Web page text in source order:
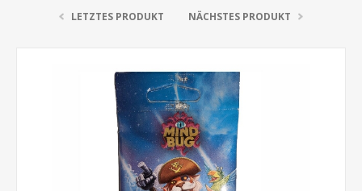
LETZTES PRODUKT NÄCHSTES PRODUKT